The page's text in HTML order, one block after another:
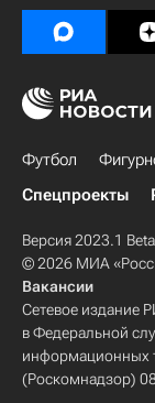
Футбол
Спецпроекты
Версия 2023.1 Beta
© 2026 МИА
Вакансии
Сетевое издание
в Федеральной
информационных
(Роскомнадзор)